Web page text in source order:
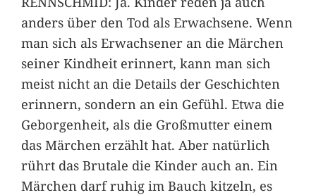
anders über den Tod als Erwachsene. Wenn
man sich als Erwachsener an die Märchen
seiner Kindheit erinnert, kann man sich
meist nicht an die Details der Geschichten
erinnern, sondern an ein Gefühl. Etwa die
Geborgenheit, als die Großmutter einem
das Märchen erzählt hat. Aber natürlich
rührt das Brutale die Kinder auch an. Ein
Märchen darf ruhig im Bauch kitzeln, es